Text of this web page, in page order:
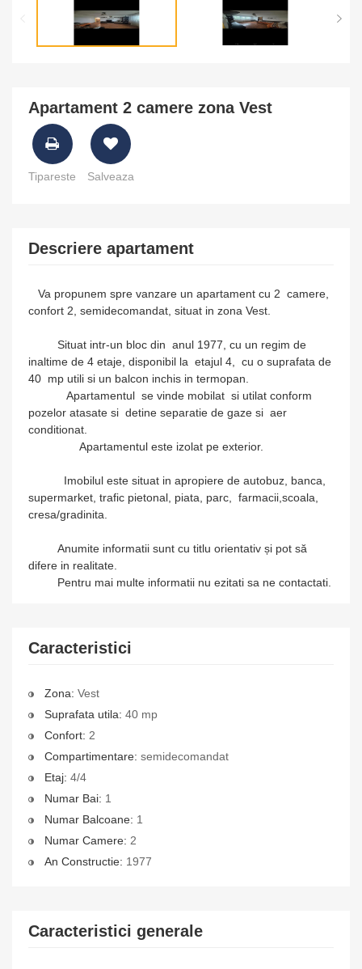
Apartament 2 camere zona Vest
Tipareste Salveaza
Descriere apartament
Va propunem spre vanzare un apartament cu 2 camere,
confort 2, semidecomandat, situat in zona Vest.
Situat intr-un bloc din anul 1977, cu un regim de
inaltime de 4 etaje, disponibil la etajul 4, cu o suprafata de
40 mp utili si un balcon inchis in termopan.
Apartamentul se vinde mobilat si utilat conform
pozelor atasate si detine separatie de gaze si aer
conditionat.
Apartamentul este izolat pe exterior.
Imobilul este situat in apropiere de autobuz, banca,
supermarket, trafic pietonal, piata, parc, farmacii,scoala,
cresa/gradinita.
Anumite informatii sunt cu titlu orientativ și pot să
difere in realitate.
Pentru mai multe informatii nu ezitati sa ne contactati.
Caracteristici
Zona: Vest
Suprafata utila: 40 mp
Confort: 2
Compartimentare: semidecomandat
Etaj: 4/4
Numar Bai: 1
Numar Balcoane: 1
Numar Camere: 2
An Constructie: 1977
Caracteristici generale